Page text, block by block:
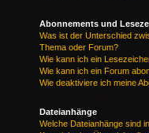
Abonnements und
Was ist der Unterschied
Thema oder Forum?
Wie kann ich ein
Wie kann ich ein Forum
Wie deaktiviere ich meine
Dateianhänge
Welche Dateianhänge sind